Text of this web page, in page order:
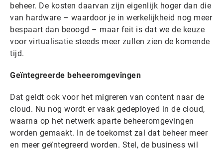
beheer. De kosten daarvan zijn eigenlijk hoger dan die
van hardware – waardoor je in werkelijkheid nog meer
bespaart dan beoogd – maar feit is dat we de keuze
voor virtualisatie steeds meer zullen zien de komende
tijd.
Geïntegreerde beheeromgevingen
Dat geldt ook voor het migreren van content naar de
cloud. Nu nog wordt er vaak gedeployed in de cloud,
waarna op het netwerk aparte beheeromgevingen
worden gemaakt. In de toekomst zal dat beheer meer
en meer geïntegreerd worden. Stel, de business wil